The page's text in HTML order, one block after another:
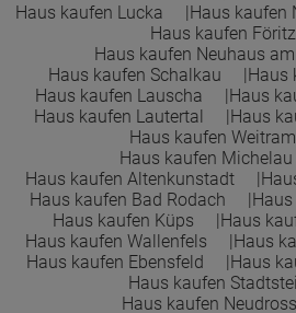
Haus kaufen Lucka
Haus kaufen
Haus kaufen
Haus kaufen Neuhaus
Haus kaufen Schalkau
Haus
Haus kaufen Lauscha
Haus
Haus kaufen Lautertal
Haus
Haus kaufen
Haus kaufen Michelau
Haus kaufen Altenkunstadt
Haus kaufen Bad Rodach
Haus kaufen Küps
Haus
Haus kaufen Wallenfels
Haus
Haus kaufen Ebensfeld
Haus
Haus kaufen
Haus kaufen